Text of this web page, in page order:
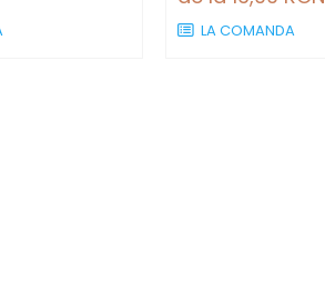
LA COMANDA